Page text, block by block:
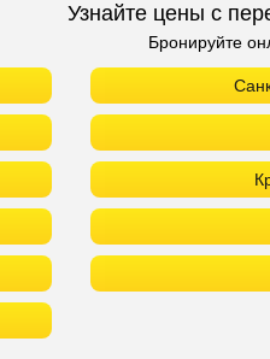
Узнайте цены с
Бронируйте